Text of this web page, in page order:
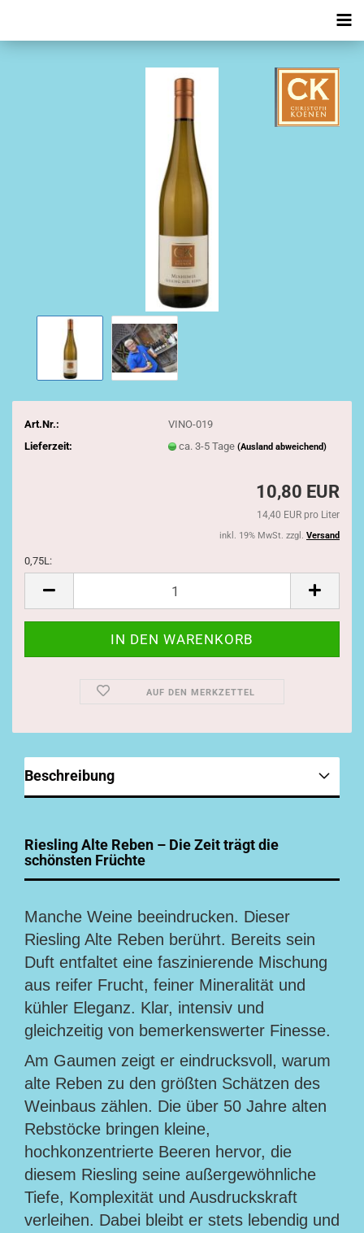
Art.Nr.:
VINO-019
Lieferzeit:
ca. 3-5 Tage (Ausland abweichend)
10,80 EUR
14,40 EUR pro Liter
inkl. 19% MwSt. zzgl. Versand
0,75L:
AUF DEN MERKZETTEL
Beschreibung
Riesling Alte Reben – Die Zeit trägt die
schönsten Früchte
Manche Weine beeindrucken. Dieser
Riesling Alte Reben berührt. Bereits sein
Duft entfaltet eine faszinierende Mischung
aus reifer Frucht, feiner Mineralität und
kühler Eleganz. Klar, intensiv und
gleichzeitig von bemerkenswerter Finesse.
Am Gaumen zeigt er eindrucksvoll, warum
alte Reben zu den größten Schätzen des
Weinbaus zählen. Die über 50 Jahre alten
Rebstöcke bringen kleine,
hochkonzentrierte Beeren hervor, die
diesem Riesling seine außergewöhnliche
Tiefe, Komplexität und Ausdruckskraft
verleihen. Dabei bleibt er stets lebendig und